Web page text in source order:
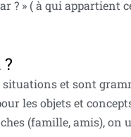
? » ( à qui appartient
et sont
les objets et
(famille, amis), on